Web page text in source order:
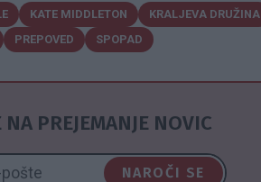
KATE MIDDLETON KRALJEVA DRUŽINA
PREPOVED SPOPAD
PREJEMANJE NOVIC
NAROČI SE